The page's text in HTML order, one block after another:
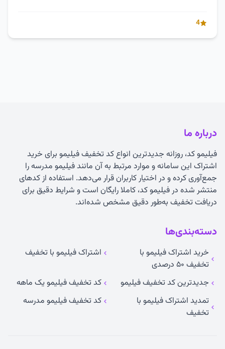
4
درباره ما
فیلیمو کد، روزانه جدیدترین انواعکد تخفیف فیلیمو برای خرید
اشتراک این سامانه و موارد مرتبط به آن مانند فیلیمو مدرسه را
جمع‌آوری کرده و در اختیار کاربران قرار می‌دهد. استفاده از کدهای
منتشر شده در فیلیمو کد، کاملا رایگان است و شرایط دقیق برای
دریافت تخفیف به‌طور دقیق مشخص شده‌اند.
دسته‌بندی‌ها
خرید اشتراک فیلیمو با
تخفیف ۵۰ درصدی
اشتراک فیلیمو با تخفیف
جدیدترین کد تخفیف فیلیمو
کد تخفیف فیلیمو یک ماهه
تمدید اشتراک فیلیمو با
تخفیف
کد تخفیف فیلیمو مدرسه